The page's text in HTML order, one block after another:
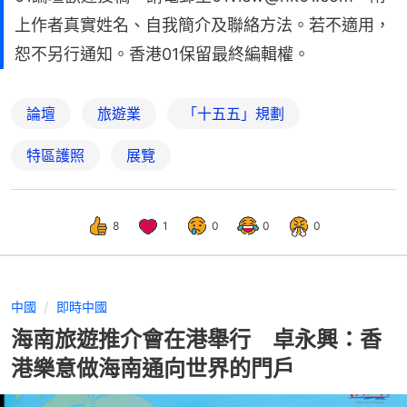
上作者真實姓名、自我簡介及聯絡方法。若不適用，
恕不另行通知。香港01保留最終編輯權。
論壇 旅遊業 「十五五」規劃
特區護照 展覽
8 1 0 0 0
中國 即時中國
海南旅遊推介會在港舉行 卓永興：香
港樂意做海南通向世界的門戶